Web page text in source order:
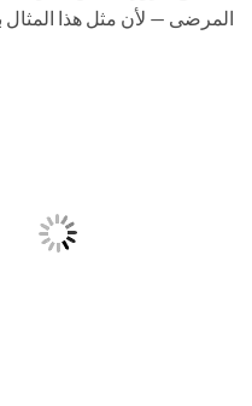
المرضى — لأن مثل هذا المثال